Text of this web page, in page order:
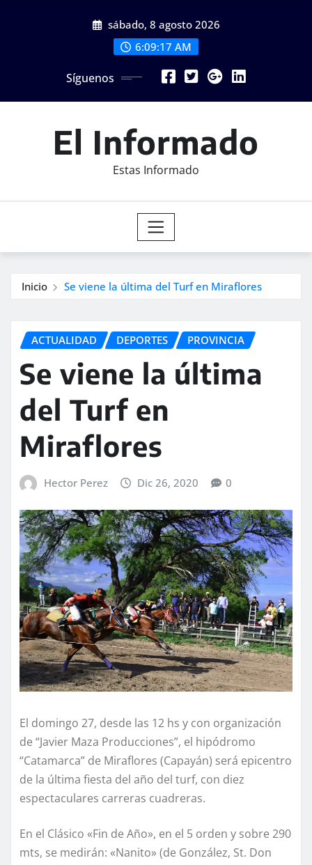
sábado, 8 agosto 2026
6:09:19 AM
Síguenos
El Informado
Estas Informado
Inicio Se viene la última del Turf en Miraflores
ACTUALIDAD DEPORTES PROVINCIA
Se viene la última
del Turf en
Miraflores
Hector Perez Dic 26, 2020 0
El domingo 27, desde las 12 hs y con organización
de “Javier Maza Producciones”, el hipódromo
“Catamarca” de Miraflores (Capayán) será epicentro
de la última fiesta del año del turf, con diez
espectaculares carreras cuadreras.
En el Clásico «Fin de Año», en el 5 orden y sobre 290
mts, se medirán: «Nanito» (de González, St. Don